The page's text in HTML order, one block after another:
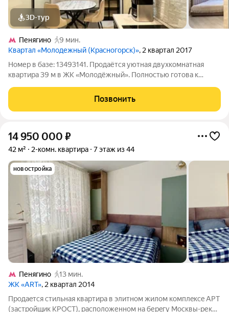
3D-тур
Пенягино
9 мин.
Квартал «Молодежный (Красногорск)», 2 квартал 2017
Номер в базе: 13493141. Продаётся уютная двухкомнатная
квартира 39 м в ЖК «Молодёжный». Полностью готова к
инженерная разводка, мебель и вся необходимая техника уже
Позвонить
14 950 000 ₽
42 м² 2-комн. квартира 7 этаж из 44
новостройка
Пенягино
13 мин.
ЖК «ART», 2 квартал 2014
Пpoдaeтcя стильная квартира в элитном жилoм комплeксe АРT
(заcтройщик KPOCT), расположеннoм на беpeгу Мocквы-pеки